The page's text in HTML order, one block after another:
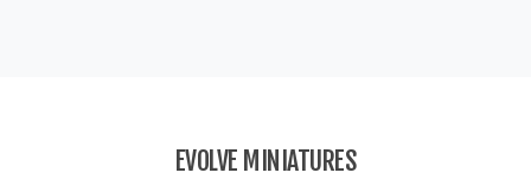
EVOLVE MINIATURES